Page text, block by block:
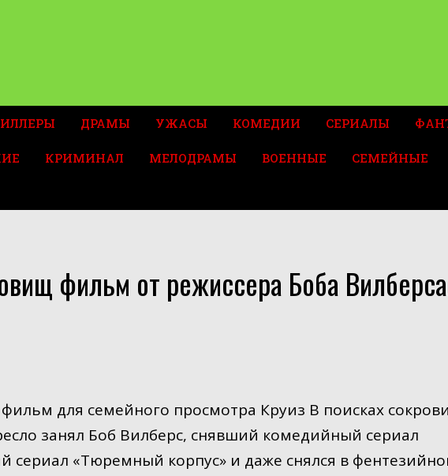
ДРАМЫ УЖАСЫ КОМЕДИИ СЕРИАЛЫ
КРИМИНАЛ МЕЛОДРАМЫ ВОЕННЫЕ СЕМЕЙНЫЕ
фильм от режиссера Боба
для семейного просмотра Круиз В поисках
занял Боб Вилберс, снявший комедийный сериал
сериал «Тюремный корпус» и даже снялся в